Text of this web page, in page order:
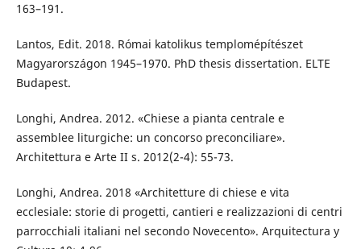
163–191.
Lantos, Edit. 2018. Római katolikus templomépítészet
Magyarországon 1945–1970. PhD thesis dissertation. ELTE
Budapest.
Longhi, Andrea. 2012. «Chiese a pianta centrale e
assemblee liturgiche: un concorso preconciliare».
Architettura e Arte II s. 2012(2-4): 55-73.
Longhi, Andrea. 2018 «Architetture di chiese e vita
ecclesiale: storie di progetti, cantieri e realizzazioni di centri
parrocchiali italiani nel secondo Novecento». Arquitectura y